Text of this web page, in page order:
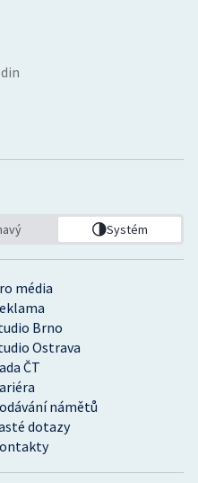
média
Brno
Ostrava
ČT
námětů
dotazy
Systém